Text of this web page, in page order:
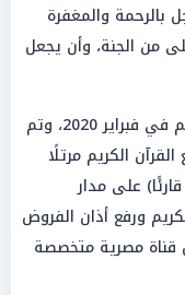
بالرحمة والمغفرة
من الجنة، وأن يجعل
وانطلق البث التجريبي لقناة مصر قرآن كريم في فبراير 2020، وتم
في أبريل 2021، لتذيع القرآن الكريم مرتلًا
ومُجوّدًا بأصوات أعلام القرّاء المصريين (40 قارئًا) على مدار
ورفع أذان الفروض
وهي أول قناة مصرية متخصصة